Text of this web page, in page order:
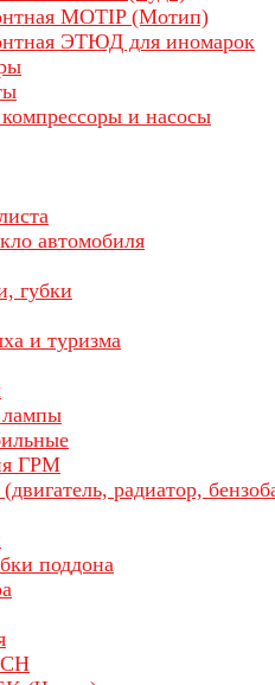
MOTIP (Мотип)
ЭТЮД для иномарок
и насосы
автомобиля
губки
и туризма
ГРМ
радиатор,
поддона